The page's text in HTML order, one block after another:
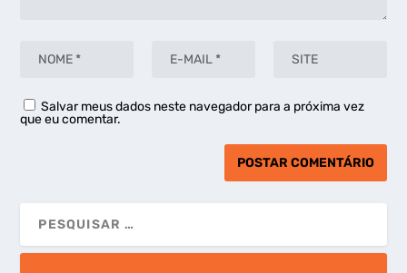
Salvar meus dados neste navegador para a próxima vez
que eu comentar.